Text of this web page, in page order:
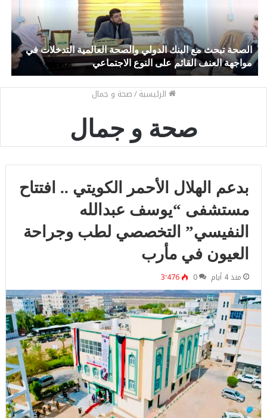
الصحة تبحث مع البنك الدولي والصحة العالمية التدخلات في
مواجهة العنف القائم على النوع الاجتماعي
الرئيسية/صحة و جمال
صحة و جمال
بدعم الهلال الأحمر الكويتي .. افتتاح
مستشفى “يوسف عبدالله
النفيسي” التخصصي لطب وجراحة
العيون في مأرب
منذ 4 أيام 0 3٬476